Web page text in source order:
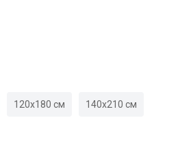
120х180 см 140х210 см